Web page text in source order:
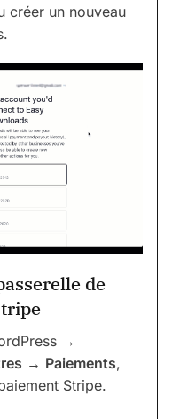
créer un nouveau
de
→
→ Paiements,
Stripe.